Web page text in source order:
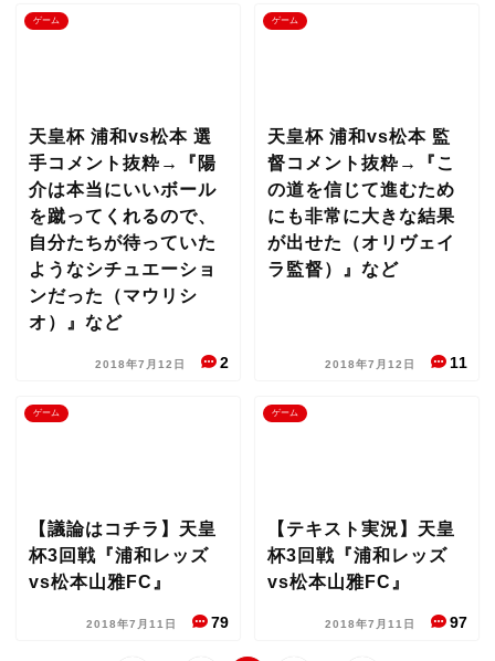
ゲーム
天皇杯 浦和vs松本 選
手コメント抜粋→『陽
介は本当にいいボール
を蹴ってくれるので、
自分たちが待っていた
ようなシチュエーショ
ンだった（マウリシ
オ）』など
2018年7月12日 2
ゲーム
天皇杯 浦和vs松本 監
督コメント抜粋→『こ
の道を信じて進むため
にも非常に大きな結果
が出せた（オリヴェイ
ラ監督）』など
2018年7月12日 11
ゲーム
【議論はコチラ】天皇
杯3回戦『浦和レッズ
vs松本山雅FC』
2018年7月11日 79
ゲーム
【テキスト実況】天皇
杯3回戦『浦和レッズ
vs松本山雅FC』
2018年7月11日 97